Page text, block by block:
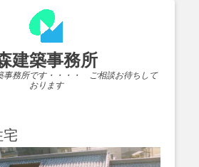
建築事務所
事務所です・・・・ ご相談お待ちして
おります
宅